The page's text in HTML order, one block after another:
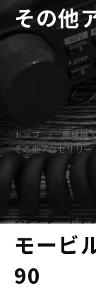
その他
トップ
無線機
その他アクセサリー
スタンダードホ
モービ
90